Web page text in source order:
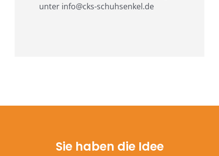
unter info@cks-schuhsenkel.de
Sie haben die Idee